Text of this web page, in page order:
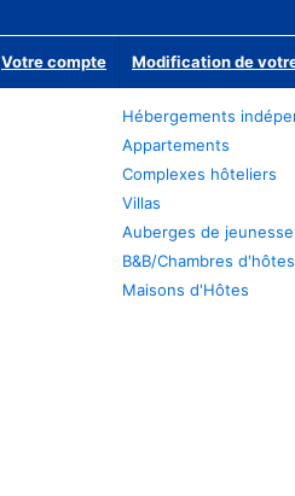
Votre compte Modification de
Hébergements
Appartements
Complexes hôteliers
Villas
Auberges de jeunesse
B&B/Chambres d'hôtes
Maisons d'Hôtes